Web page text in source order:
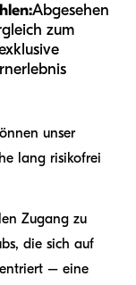
Abgesehen
zum
unser
lang risikofrei
Zugang zu
die sich auf
– eine